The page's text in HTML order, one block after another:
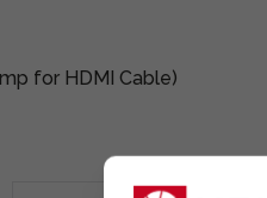
for HDMI Cable)